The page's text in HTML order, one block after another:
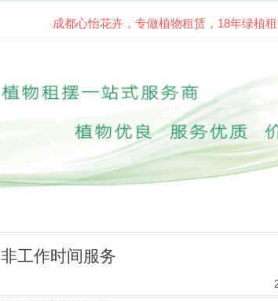
成都心怡花卉，专做植物租赁，18年绿植租
非工作时间服务